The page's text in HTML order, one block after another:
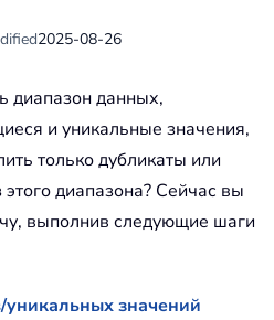
2025-08-26
диапазон данных,
и уникальные значения,
только дубликаты или
диапазона? Сейчас вы
выполнив следующие шаги
значений